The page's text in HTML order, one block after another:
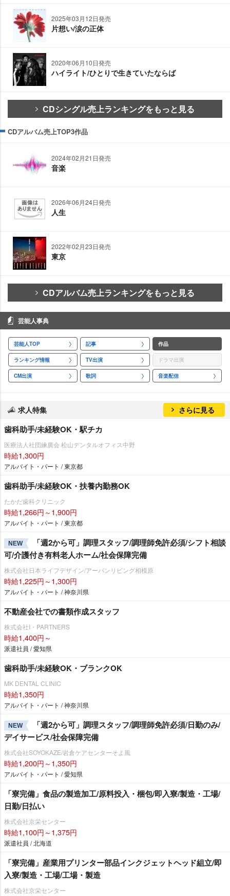
2025年03月12日発売
片想い/涙の正体
2020年06月10日発売
ハイライト/ひとりで生きていたならば
CDシングル売上ランキングをもっと見る
CDアルバム売上TOP3作品
2024年02月21日発売
音楽
2026年06月24日発売
人生
2022年02月23日発売
東京
CDアルバム売上ランキングをもっと見る
芸能人事典
芸能人TOP 記事 作品
ランキング情報 TV出演 ドラマ出演
CM出演 歌詞 音楽配信
求人特集 さらに見る
歯科助手/未経験OK・駅チカ
医療法人社団練廣会 松山デンタルオフィス中野
時給1,300円
アルバイト・パート / 東京都
歯科助手/未経験OK・扶養内勤務OK
たかだ歯科クリニック
時給1,266円～1,900円
アルバイト・パート / 東京都
NEW
「週2から可」調理スタッフ/調理師免許必須/シフト相談
可/介護付き有料老人ホーム/社会保障完備
株式会社日本ライフデザイン/アーバンリビング相模原
時給1,225円～1,300円
アルバイト・パート / 神奈川県
不動産会社での書類作成スタッフ
株式会社I・PARTNERS
時給1,400円～
派遣社員 / 愛知県
歯科助手/未経験OK・ブランクOK
MK DENTAL CLINIC
時給1,350円
アルバイト・パート / 神奈川県
NEW
「週2から可」調理スタッフ/調理師免許必須/日勤のみ/
デイサービス/社会保障完備
株式会社SOYOKAZE/岩倉ケアセンターそよ風
時給1,200円～1,350円
アルバイト・パート / 愛知県
「寮完備」食品の製造加工/原料投入・梱包/即入寮/製造・工場/
日勤/日払い
株式会社京栄センター
時給1,100円～1,375円
派遣社員 / 北海道
「寮完備」産業用プリンター部品インクジェットヘッド組立/即
入寮/製造・工場/工場・製造
株式会社京栄センター